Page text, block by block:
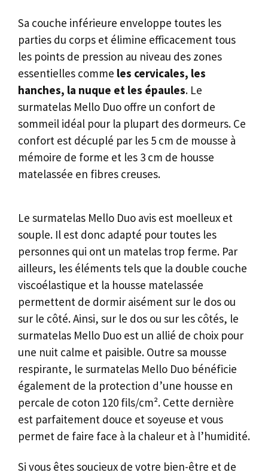
Sa couche inférieure enveloppe toutes les
parties du corps et élimine efficacement tous
les points de pression au niveau des zones
essentielles comme les cervicales, les
hanches, la nuque et les épaules. Le
surmatelas Mello Duo offre un confort de
sommeil idéal pour la plupart des dormeurs. Ce
confort est décuplé par les 5 cm de mousse à
mémoire de forme et les 3 cm de housse
matelassée en fibres creuses.
Le surmatelas Mello Duo avis est moelleux et
souple. Il est donc adapté pour toutes les
personnes qui ont un matelas trop ferme. Par
ailleurs, les éléments tels que la double couche
viscoélastique et la housse matelassée
permettent de dormir aisément sur le dos ou
sur le côté. Ainsi, sur le dos ou sur les côtés, le
surmatelas Mello Duo est un allié de choix pour
une nuit calme et paisible. Outre sa mousse
respirante, le surmatelas Mello Duo bénéficie
également de la protection d’une housse en
percale de coton 120 fils/cm². Cette dernière
est parfaitement douce et soyeuse et vous
permet de faire face à la chaleur et à l’humidité.
Si vous êtes soucieux de votre bien-être et de